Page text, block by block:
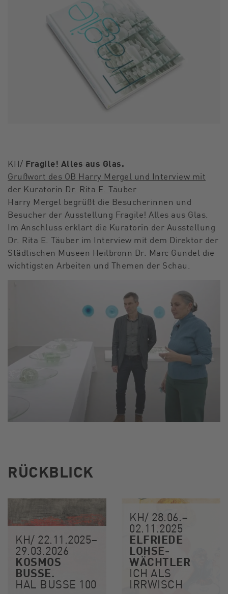
KH/ Fragile! Alles aus Glas.
Grußwort des OB Harry Mergel und Interview mit
der Kuratorin Dr. Rita E. Täuber
Harry Mergel begrüßt die Besucherinnen und
Besucher der Ausstellung Fragile! Alles aus Glas.
Im Anschluss erklärt die Kuratorin der Ausstellung
Dr. Rita E. Täuber im Interview mit dem Direktor der
Städtischen Museen Heilbronn Dr. Marc Gundel die
wichtigsten Arbeiten und Themen der Schau.
RÜCKBLICK
KH/ 22.11.2025–
29.03.2026
KOSMOS
BUSSE.
HAL BUSSE 100
KH/ 28.06.–
02.11.2025
ELFRIEDE
LOHSE-
WÄCHTLER
ICH ALS
IRRWISCH